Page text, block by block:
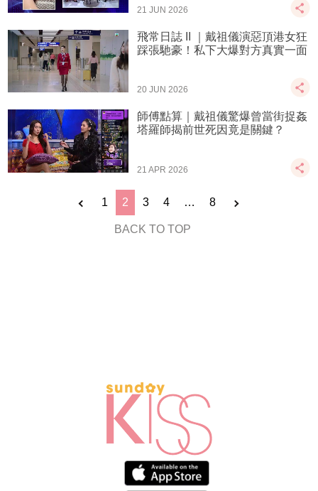
21 JUN 2026
飛常日誌 II ｜戴祖儀演惡頂港女狂
踩張馳豪！私下大爆對方真實一面
20 JUN 2026
師傅點算｜戴祖儀驚爆曾當街捉姦
塔羅師揭前世死因竟是關鍵？
21 APR 2026
1 2 3 4 … 8
BACK TO TOP